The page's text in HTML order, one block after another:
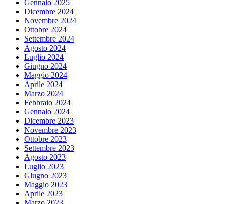
Gennaio 2025
Dicembre 2024
Novembre 2024
Ottobre 2024
Settembre 2024
Agosto 2024
Luglio 2024
Giugno 2024
Maggio 2024
Aprile 2024
Marzo 2024
Febbraio 2024
Gennaio 2024
Dicembre 2023
Novembre 2023
Ottobre 2023
Settembre 2023
Agosto 2023
Luglio 2023
Giugno 2023
Maggio 2023
Aprile 2023